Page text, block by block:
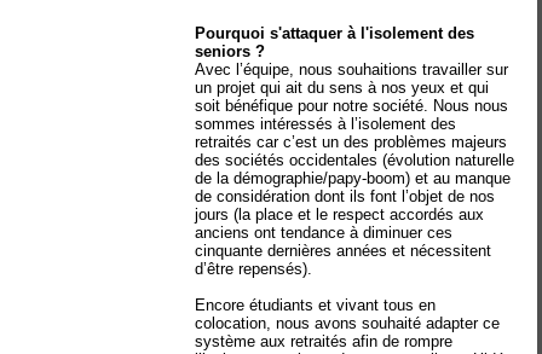
Pourquoi s'attaquer à l'isolement des
seniors ?
Avec l’équipe, nous souhaitions travailler sur
un projet qui ait du sens à nos yeux et qui
soit bénéfique pour notre société. Nous nous
sommes intéressés à l’isolement des
retraités car c’est un des problèmes majeurs
des sociétés occidentales (évolution naturelle
de la démographie/papy-boom) et au manque
de considération dont ils font l’objet de nos
jours (la place et le respect accordés aux
anciens ont tendance à diminuer ces
cinquante dernières années et nécessitent
d’être repensés).
Encore étudiants et vivant tous en
colocation, nous avons souhaité adapter ce
système aux retraités afin de rompre